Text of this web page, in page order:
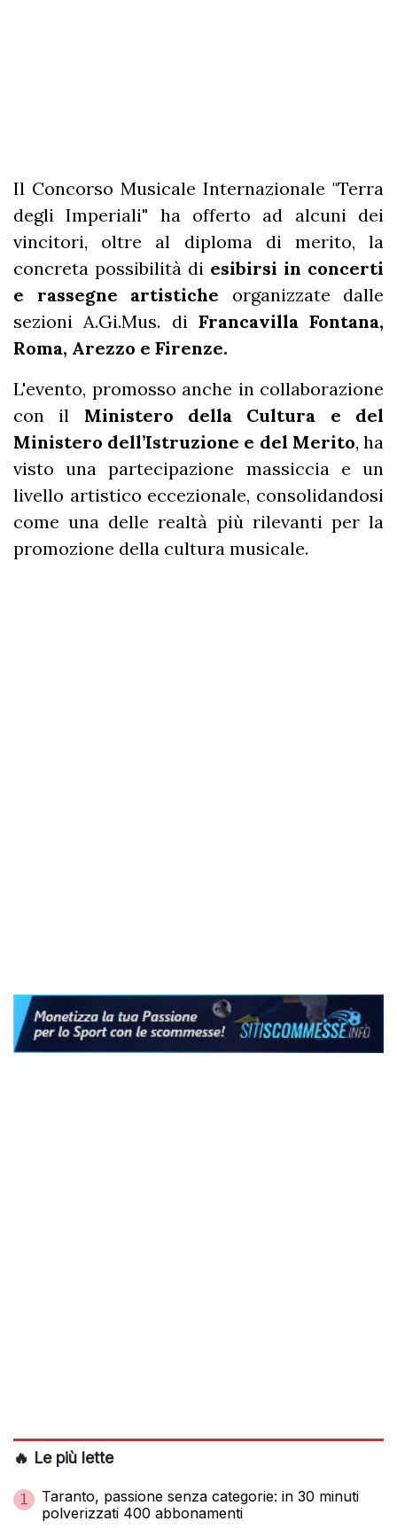
Il Concorso Musicale Internazionale "Terra
degli Imperiali" ha offerto ad alcuni dei
vincitori, oltre al diploma di merito, la
concreta possibilità di esibirsi in concerti
e rassegne artistiche organizzate dalle
sezioni A.Gi.Mus. diFrancavilla Fontana,
Roma, Arezzo e Firenze.
L'evento, promosso anche in collaborazione
con il Ministero della Cultura e del
Ministero dell’Istruzione e del Merito, ha
visto una partecipazione massiccia e un
livello artistico eccezionale, consolidandosi
come una delle realtà più rilevanti per la
promozione della cultura musicale.
🔥 Le più lette
1
Taranto, passione senza categorie: in 30 minuti
polverizzati 400 abbonamenti